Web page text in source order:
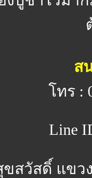
ส
โทร :
Line
ขสวัสดิ์ แขว